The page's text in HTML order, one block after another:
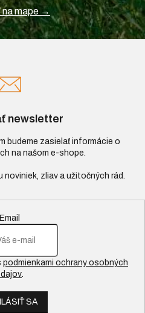
na mape →
newsletter
budeme zasielať informácie o
na našom e-shope.
Email
podmienkami ochrany osobných
.
SA